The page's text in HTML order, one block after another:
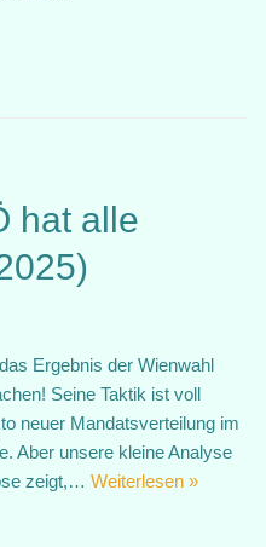
hat alle
Ergebnis der Wienwahl
Seine Taktik ist voll
neuer Mandatsverteilung im
Aber unsere kleine Analyse
zeigt,… Weiterlesen »